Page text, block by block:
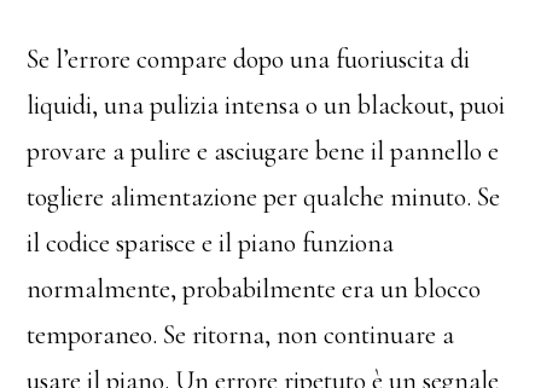
Se l’errore compare dopo una fuoriuscita di
liquidi, una pulizia intensa o un blackout, puoi
provare a pulire e asciugare bene il pannello e
togliere alimentazione per qualche minuto. Se
il codice sparisce e il piano funziona
normalmente, probabilmente era un blocco
temporaneo. Se ritorna, non continuare a
usare il piano. Un errore ripetuto è un segnale